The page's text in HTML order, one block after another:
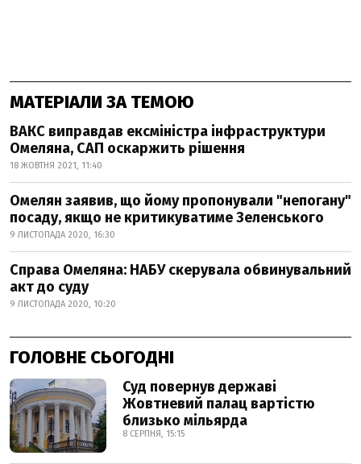
МАТЕРІАЛИ ЗА ТЕМОЮ
ВАКС виправдав ексміністра інфраструктури
Омеляна, САП оскаржить рішення
18 ЖОВТНЯ 2021, 11:40
Омелян заявив, що йому пропонували "непогану"
посаду, якщо не критикуватиме Зеленського
9 ЛИСТОПАДА 2020, 16:30
Справа Омеляна: НАБУ скерувала обвинувальний
акт до суду
9 ЛИСТОПАДА 2020, 10:20
ГОЛОВНЕ СЬОГОДНІ
Суд повернув державі
Жовтневий палац вартістю
близько мільярда
8 СЕРПНЯ, 15:15